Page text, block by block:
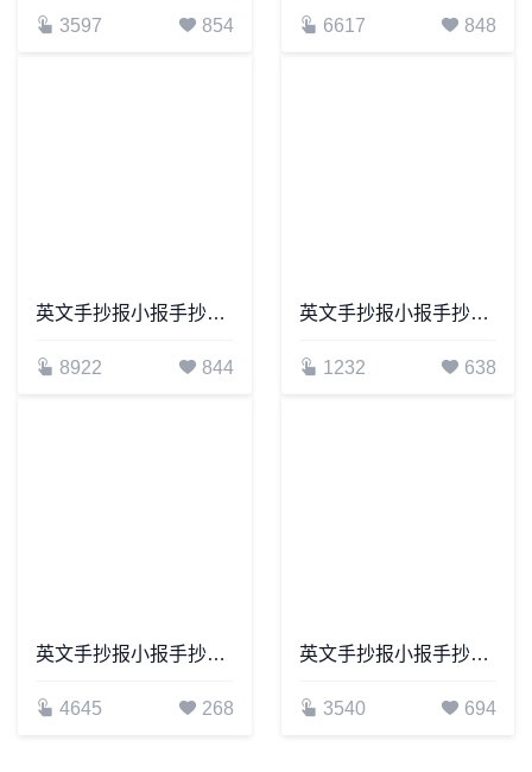
3597 854 6617 848
英文手抄报小报手抄报word模板(13)
8922 844
英文手抄报小报手抄报word模板(8)
1232 638
英文手抄报小报手抄报word模板(20)
4645 268
英文手抄报小报手抄报word模板(1)
3540 694